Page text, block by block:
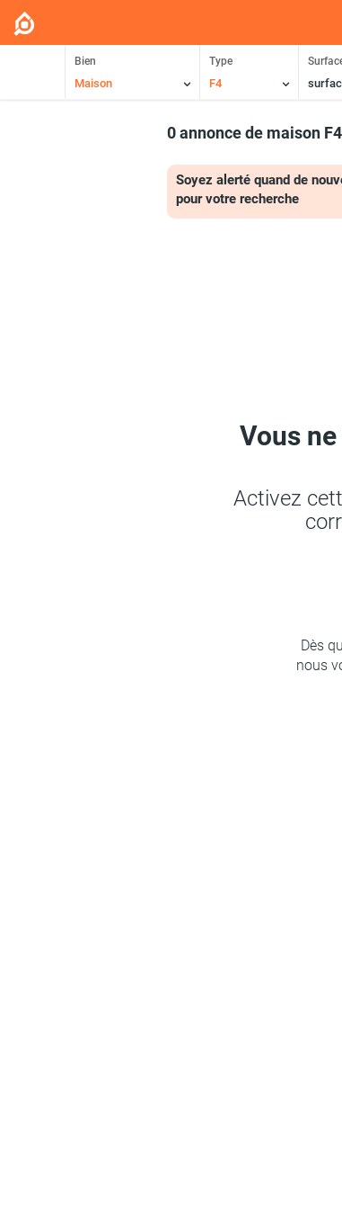
Bien
Maison
Type
F4
0 annonce de maison
Soyez alerté quand de
pour votre recherche
Vous
Activez
Dès
nous